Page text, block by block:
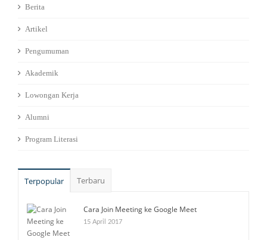
Berita
Artikel
Pengumuman
Akademik
Lowongan Kerja
Alumni
Program Literasi
Terpopular Terbaru
Cara Join Meeting ke Google Meet
15 April 2017